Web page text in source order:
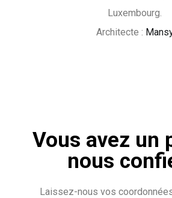
Luxembourg.
Architecte :
Vous avez un
nous
Laissez-nous vos